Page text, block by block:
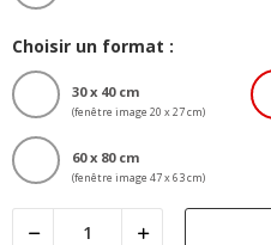
Choisir un format :
30 x 40 cm
(fenêtre image 20 x 27 cm)
60 x 80 cm
(fenêtre image 47 x 63 cm)